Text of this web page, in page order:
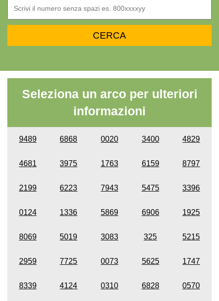
Seleziona un arco per ulteriori
informazioni
9489 6868 0020 3400 4829
4681 3975 1763 6159 8797
2199 6223 7943 5475 3396
0124 1336 5869 6906 1925
8069 5019 3083 325 5215
2959 7725 0073 5625 1747
8339 4124 0310 6828 0570